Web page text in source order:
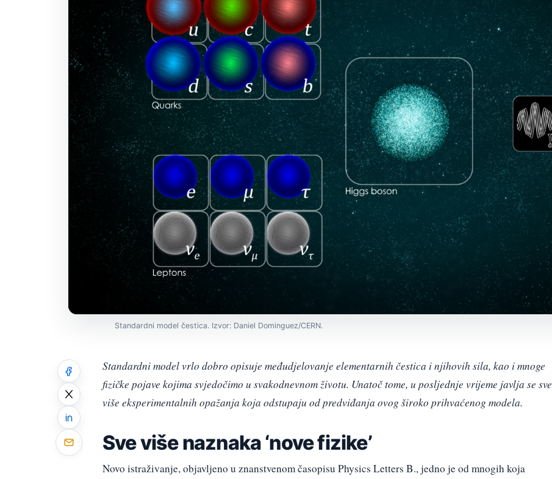
Standardni model čestica. Izvor: Daniel Dominguez/CERN.
Standardni model vrlo dobro opisuje međudjelovanje elementarnih čestica i njihovih sila, kao i mnoge
fizičke pojave kojima svjedočimo u svakodnevnom životu. Unatoč tome, u posljednje vrijeme javlja se sve
više eksperimentalnih opažanja koja odstupaju od predviđanja ovog široko prihvaćenog modela.
Sve više naznaka ‘nove fizike’
Novo istraživanje, objavljeno u znanstvenom časopisu Physics Letters B., jedno je od mnogih koja